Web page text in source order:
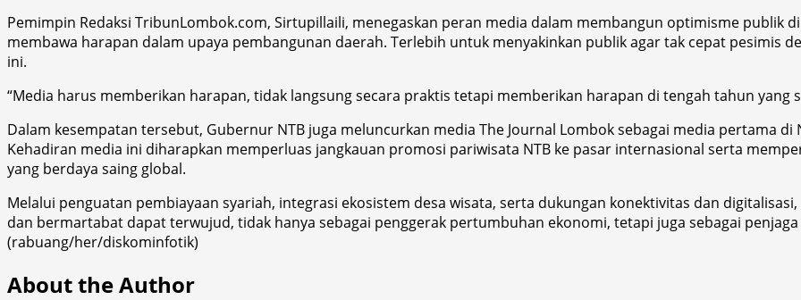
Pemimpin Redaksi TribunLombok.com, Sirtupillaili, menegaskan peran media dalam membangun optimisme publik
membawa harapan dalam upaya pembangunan daerah. Terlebih untuk menyakinkan publik agar tak cepat pesimis
ini.
“Media harus memberikan harapan, tidak langsung secara praktis tetapi memberikan harapan di tengah tahun yang
Dalam kesempatan tersebut, Gubernur NTB juga meluncurkan media The Journal Lombok sebagai media pertama
Kehadiran media ini diharapkan memperluas jangkauan promosi pariwisata NTB ke pasar internasional serta
yang berdaya saing global.
Melalui penguatan pembiayaan syariah, integrasi ekosistem desa wisata, serta dukungan konektivitas dan
dan bermartabat dapat terwujud, tidak hanya sebagai penggerak pertumbuhan ekonomi, tetapi juga sebagai
(rabuang/her/diskominfotik)
About the Author